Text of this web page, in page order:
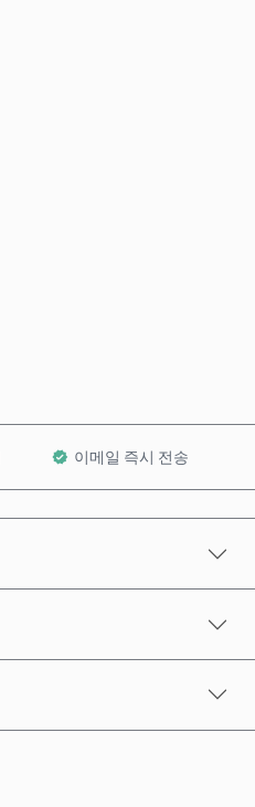
이메일 즉시 전송